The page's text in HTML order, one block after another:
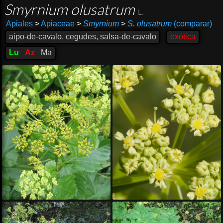
Smyrnium olusatrum
Apiales >Apiaceae > Smyrnium > S. olusatrum(comparar)
aipo-de-cavalo, cegudes, salsa-de-cavalo
exótica
Lu
Az Ma